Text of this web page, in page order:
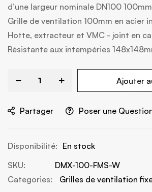
d’une largeur nominale DN100 100mm
Grille de ventilation 100mm en acier
Hotte, extracteur et VMC - joint en
Résistante aux intempéries
Ajouter
Partager Poser une
En stock
SKU
DMX-100-FMS-W
Categories:
Grilles de ventilation